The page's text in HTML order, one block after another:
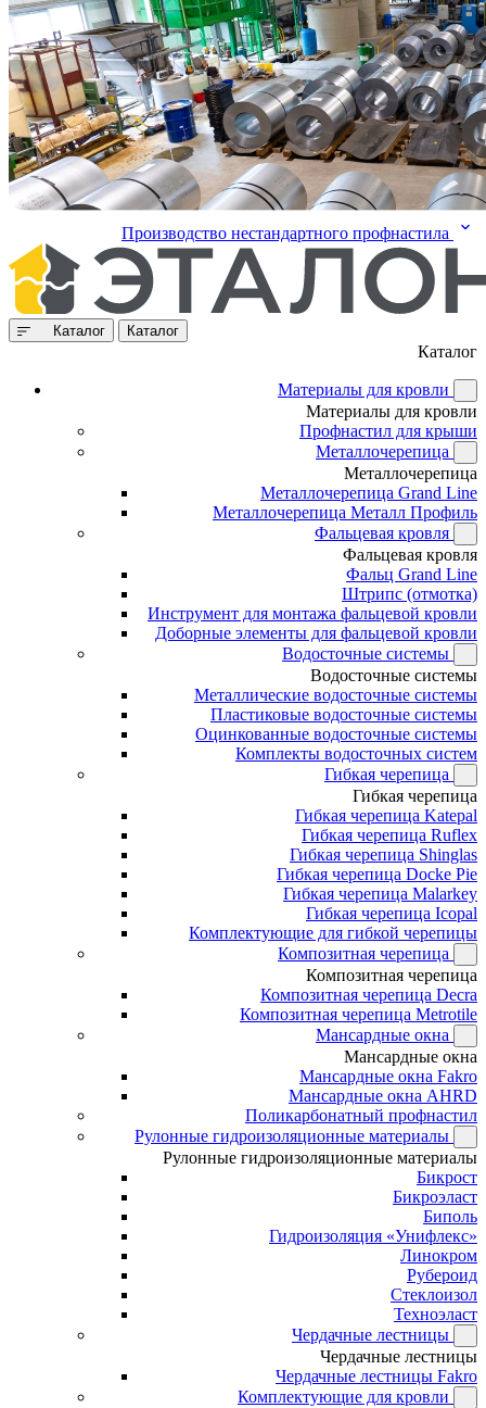
Производство нестандартного профнастила
Каталог Каталог
Каталог
Материалы для кровли
Материалы для кровли
Профнастил для крыши
Металлочерепица
Металлочерепица
Металлочерепица Grand Line
Металлочерепица Металл Профиль
Фальцевая кровля
Фальцевая кровля
Фальц Grand Line
Штрипс (отмотка)
Инструмент для монтажа фальцевой кровли
Доборные элементы для фальцевой кровли
Водосточные системы
Водосточные системы
Металлические водосточные системы
Пластиковые водосточные системы
Оцинкованные водосточные системы
Комплекты водосточных систем
Гибкая черепица
Гибкая черепица
Гибкая черепица Katepal
Гибкая черепица Ruflex
Гибкая черепица Shinglas
Гибкая черепица Docke Pie
Гибкая черепица Malarkey
Гибкая черепица Icopal
Комплектующие для гибкой черепицы
Композитная черепица
Композитная черепица
Композитная черепица Decra
Композитная черепица Metrotile
Мансардные окна
Мансардные окна
Мансардные окна Fakro
Мансардные окна AHRD
Поликарбонатный профнастил
Рулонные гидроизоляционные материалы
Рулонные гидроизоляционные материалы
Бикрост
Бикроэласт
Биполь
Гидроизоляция «Унифлекс»
Линокром
Рубероид
Стеклоизол
Техноэласт
Чердачные лестницы
Чердачные лестницы
Чердачные лестницы Fakro
Комплектующие для кровли